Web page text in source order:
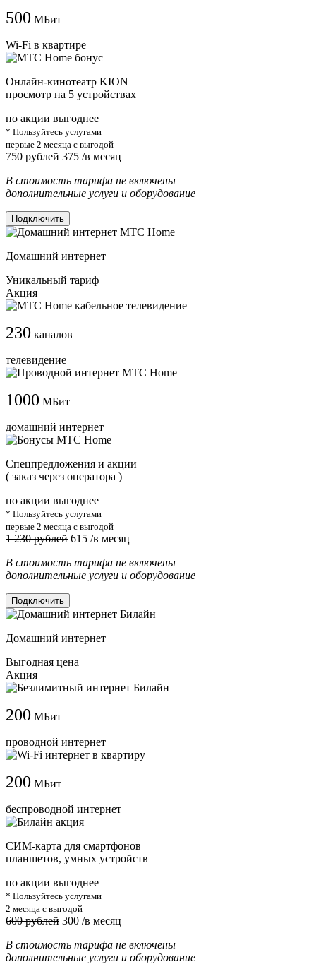
500 МБит
Wi-Fi в квартире
Онлайн-кинотеатр KION
просмотр на 5 устройствах
по акции выгоднее
* Пользуйтесь услугами
первые 2 месяца с выгодой
750 рублей 375 /в месяц
В стоимость тарифа не включены
дополнительные услуги и оборудование
Подключить
Домашний интернет
Уникальный тариф
Акция
230 каналов
телевидение
1000 МБит
домашний интернет
Cпецпредложения и акции
( заказ через оператора )
по акции выгоднее
* Пользуйтесь услугами
первые 2 месяца с выгодой
1 230 рублей 615 /в месяц
В стоимость тарифа не включены
дополнительные услуги и оборудование
Подключить
Домашний интернет
Выгодная цена
Акция
200 МБит
проводной интернет
200 МБит
беспроводной интернет
СИМ-карта для смартфонов
планшетов, умных устройств
по акции выгоднее
* Пользуйтесь услугами
2 месяца с выгодой
600 рублей 300 /в месяц
В стоимость тарифа не включены
дополнительные услуги и оборудование